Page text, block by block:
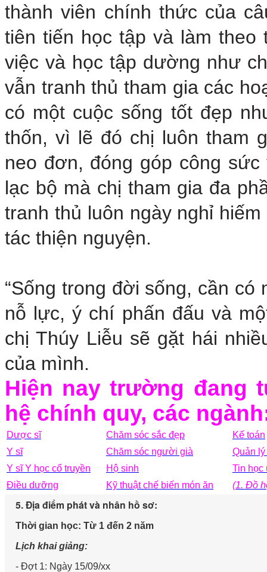
thành viên chính thức của
tiên tiến học tập và làm
việc và học tập dường như
vẫn tranh thủ tham gia các
có một cuộc sống tốt đẹp
thốn, vì lẽ đó chị luôn tham
neo đơn, đóng góp công
lạc bộ mà chị tham gia đa
tranh thủ luôn ngày nghỉ
tác thiện nguyện.
“Sống trong đời sống, cần
nỗ lực, ý chí phấn đấu và
chị Thúy Liễu sẽ gặt hái
của mình.
Hiện nay trường đang
hệ chính quy, các
Dược sĩ Chăm sóc sắc đẹp
Kế toán
Y sĩ
Chăm sóc người già
Quản
Y sĩ Y học cổ truyền
Hộ sinh
Tin học
Điều dưỡng
Kỹ thuật chế biến món ăn (1. Đồ
5. Địa điểm phát và nhân hồ sơ:
Thời gian học: Từ 1 đến 2 năm
Lịch khai giảng:
- Đợt 1: Ngày 15/09/xx